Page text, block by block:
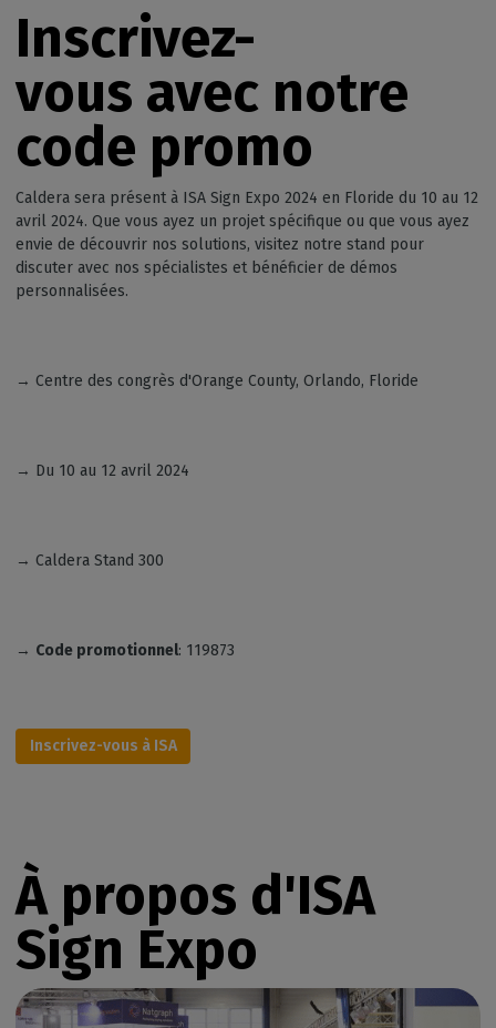
Inscrivez-
vous avec notre
code promo
Caldera sera présent à ISA Sign Expo 2024 en Floride du 10 au 12
avril 2024. Que vous ayez un projet spécifique ou que vous ayez
envie de découvrir nos solutions, visitez notre stand pour
discuter avec nos spécialistes et bénéficier de démos
personnalisées.
→ Centre des congrès d'Orange County, Orlando, Floride
→ Du 10 au 12 avril 2024
→ Caldera Stand 300
→ Code promotionnel: 119873
Inscrivez-vous à ISA
À propos d'ISA
Sign Expo